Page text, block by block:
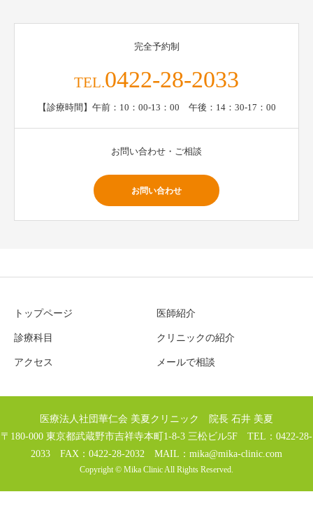
完全予約制
TEL.0422-28-2033
【診療時間】午前：10：00-13：00 午後：14：30-17：00
お問い合わせ・ご相談
お問い合わせ
トップページ 医師紹介
診療科目 クリニックの紹介
アクセス メールで相談
医療法人社団華仁会 美夏クリニック 院長 石井 美夏
〒180-000 東京都武蔵野市吉祥寺本町1-8-3 三松ビル5F TEL：0422-28-
2033 FAX：0422-28-2032 MAIL： mika@mika-clinic.com
Copyright © Mika Clinic All Rights Reserved.